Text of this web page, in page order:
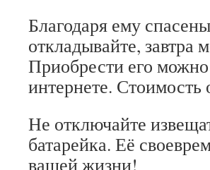
Благодаря ему
откладывайте,
Приобрести его
интернете.
Не отключайте
батарейка. Её
вашей жизни!